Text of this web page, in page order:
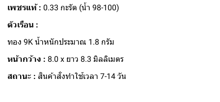
เพชรแท้ : 0.33 กะรัต (น้ำ 98-100)
ตัวเรือน :
ทอง 9K น้ำหนักประมาณ 1.8 กรัม
หน้ากว้าง : 8.0 x ยาว 8.3 มิลลิเมตร
สถานะ : สินค้าสั่งทำใช้เวลา 7-14 วัน